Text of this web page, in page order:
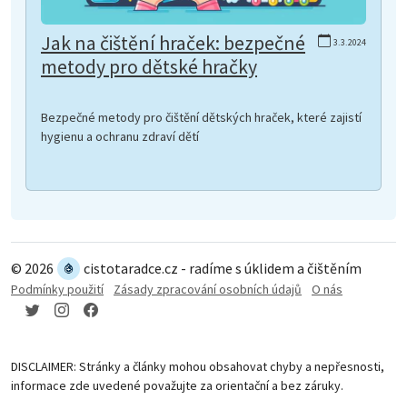
3.3.2024
Jak na čištění hraček: bezpečné
metody pro dětské hračky
Bezpečné metody pro čištění dětských hraček, které zajistí
hygienu a ochranu zdraví dětí
© 2026 cistotaradce.cz - radíme s úklidem a čištěním
Podmínky použití Zásady zpracování osobních údajů O nás
DISCLAIMER: Stránky a články mohou obsahovat chyby a nepřesnosti,
informace zde uvedené považujte za orientační a bez záruky.